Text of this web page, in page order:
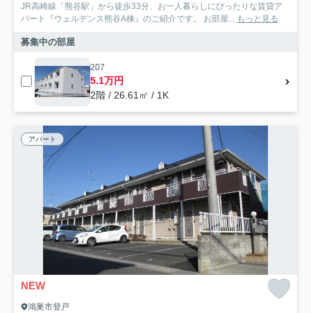
JR高崎線「熊谷駅」から徒歩33分、お一人暮らしにぴったりな賃貸ア
パート『ウェルデンス熊谷A棟』のご紹介です。 お部屋...
もっと見る
募集中の部屋
207
5.1万円
2階 / 26.61㎡ / 1K
アパート
NEW
鴻巣市登戸